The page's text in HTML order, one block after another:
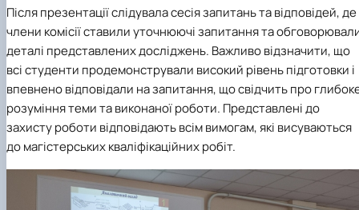
Після презентації слідувала сесія запитань та відповідей, де
члени комісії ставили уточнюючі запитання та
деталі представлених досліджень. Важливо відзначити, що
всі студенти продемонстрували високий рівень підготовки і
впевнено відповідали на запитання, що свідчить про
розуміння теми та виконаної роботи. Представлені до
захисту роботи відповідають всім вимогам, які висуваються
до магістерських кваліфікаційних робіт.